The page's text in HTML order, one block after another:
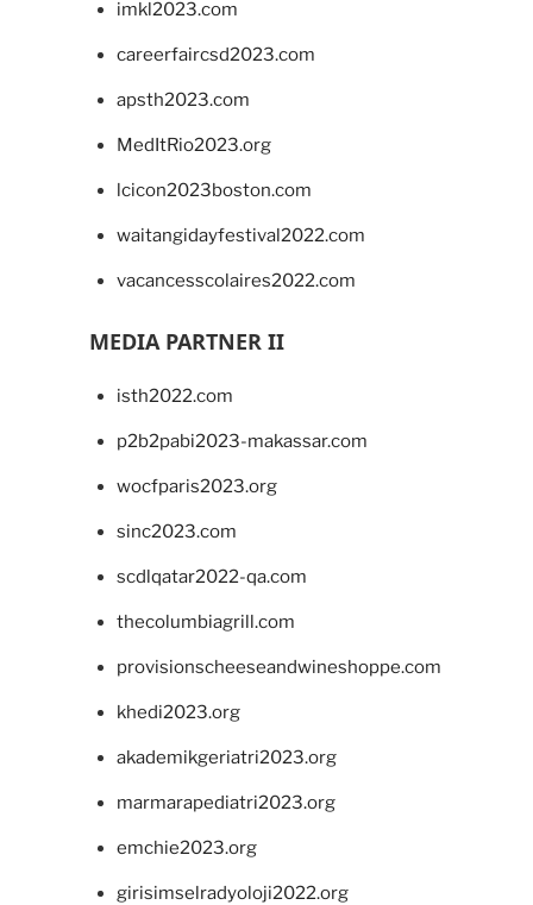
imkl2023.com
careerfaircsd2023.com
apsth2023.com
MedItRio2023.org
lcicon2023boston.com
waitangidayfestival2022.com
vacancesscolaires2022.com
MEDIA PARTNER II
isth2022.com
p2b2pabi2023-makassar.com
wocfparis2023.org
sinc2023.com
scdlqatar2022-qa.com
thecolumbiagrill.com
provisionscheeseandwineshoppe.com
khedi2023.org
akademikgeriatri2023.org
marmarapediatri2023.org
emchie2023.org
girisimselradyoloji2022.org